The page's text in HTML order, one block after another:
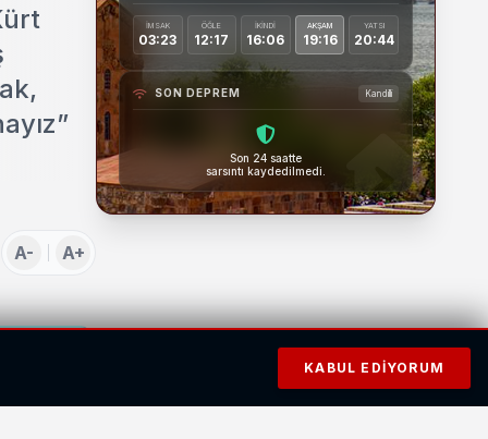
A- A+
İMSAK
03:23
ÖĞLE
12:17
İKINDI
16:06
AKŞAM
19:16
YATSI
20:44
SON DEPREM Kandilli
Son 24 saatte
sarsıntı kaydedilmedi.
KABUL EDIYORUM